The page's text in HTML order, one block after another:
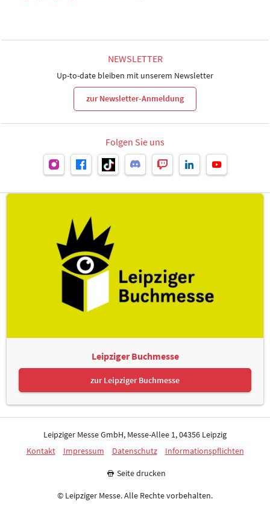
NEWSLETTER
Up-to-date bleiben mit unserem Newsletter
zur Newsletter-Anmeldung
Folgen Sie uns
Leipziger Buchmesse
zur Leipziger Buchmesse
Leipziger Messe GmbH, Messe-Allee 1, 04356 Leipzig
Kontakt
Impressum Datenschutz Informationspflichten
Seite drucken
© Leipziger Messe. Alle Rechte vorbehalten.